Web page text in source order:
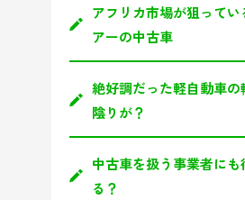
アフリカ市場が狙ってい
アーの中古車
絶好調だった軽自動車の
陰りが？
中古車を扱う事業者にも
る？